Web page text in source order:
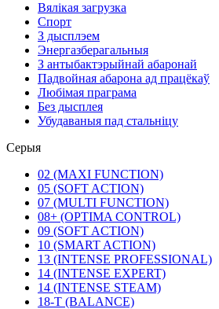
Вялікая загрузка
Спорт
З дысплэем
Энергазберагальныя
З антыбактэрыйнай абаронай
Падвойная абарона ад працёкаў
Любімая праграма
Без дысплея
Убудаваныя пад стальніцу
Серыя
02 (MAXI FUNCTION)
05 (SOFT ACTION)
07 (MULTI FUNCTION)
08+ (OPTIMA CONTROL)
09 (SOFT ACTION)
10 (SMART ACTION)
13 (INTENSE PROFESSIONAL)
14 (INTENSE EXPERT)
14 (INTENSE STEAM)
18-T (BALANCE)